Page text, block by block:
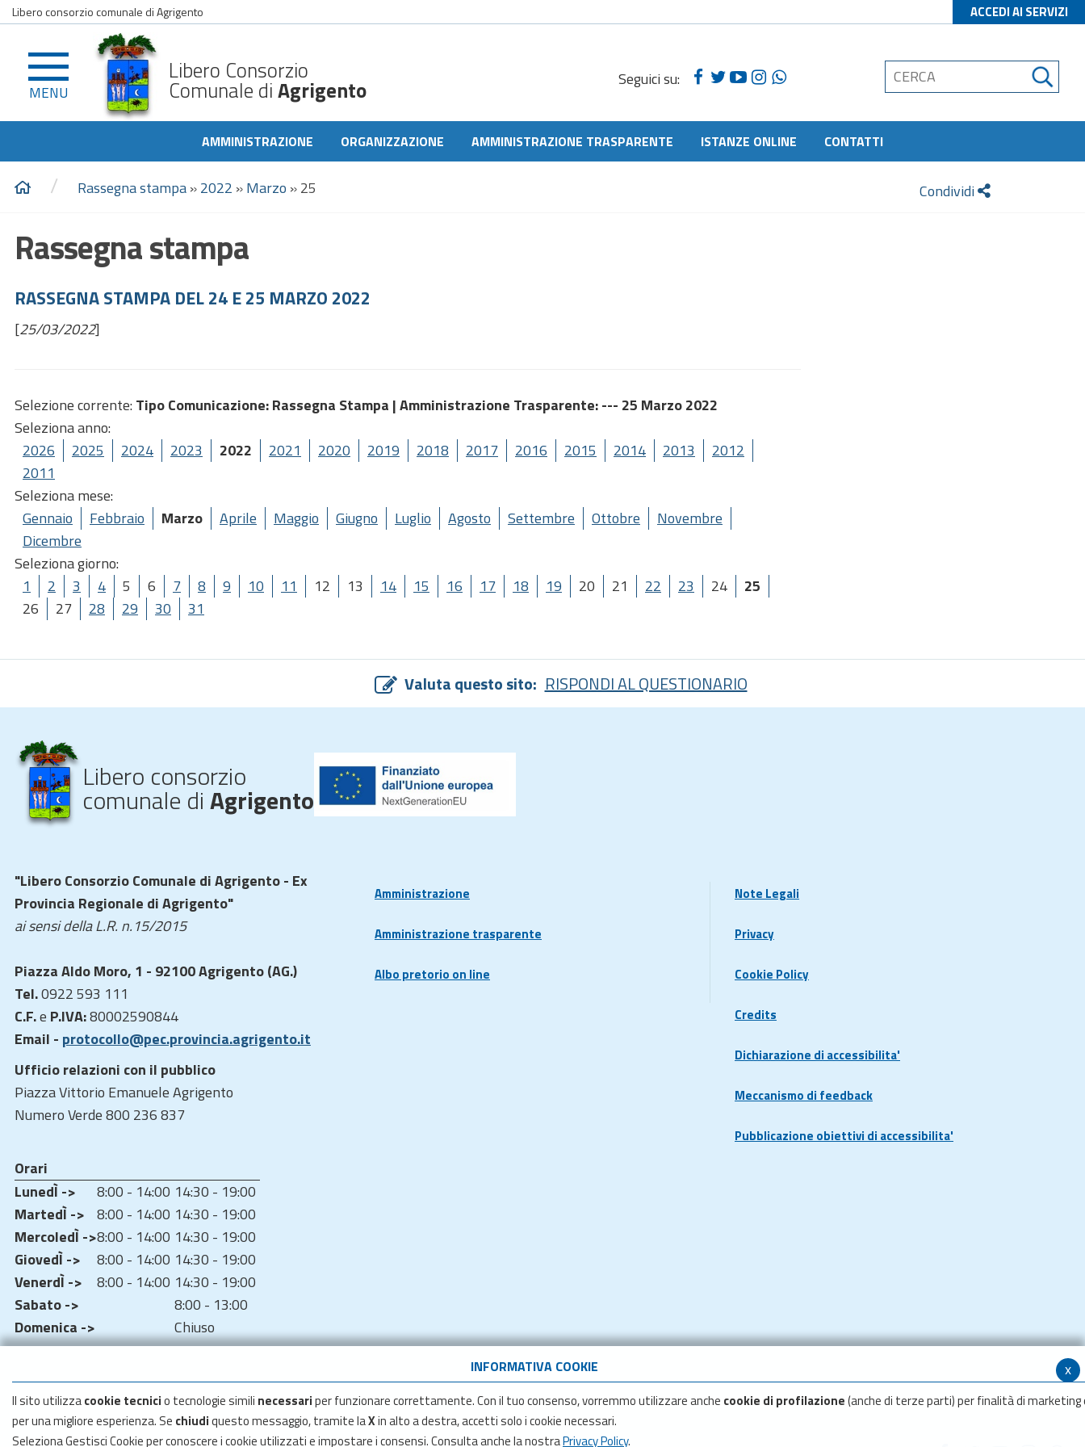
x
INFORMATIVA COOKIE
Il sito utilizzacookie tecnicio tecnologie simili necessariper funzionare correttamente. Con il tuo consenso, vorremmo utilizzare anche cookie di profilazione(anche di terze parti) per finalità di marketing
per una migliore esperienza. Se chiudiquesto messaggio, tramite laXin alto a destra, accetti solo i cookie necessari.
Seleziona Gestisci Cookie per conoscere i cookie utilizzati e impostare i consensi. Consulta anche la nostraPrivacy Policy.
Libero consorzio comunale di Agrigento ACCEDI AI SERVIZI
MENU
Libero Consorzio
Comunale diAgrigento Seguici su:
AMMINISTRAZIONE ORGANIZZAZIONE AMMINISTRAZIONE TRASPARENTE ISTANZE ONLINE CONTATTI
/ Rassegna stampa»2022 »Marzo »25 Condividi
Rassegna stampa
RASSEGNA STAMPA DEL 24 E 25 MARZO 2022
[25/03/2022]
Selezione corrente: Tipo Comunicazione: Rassegna Stampa |Amministrazione Trasparente: --- 25 Marzo 2022
Seleziona anno:
2026
2025 2024 2023 2022 2021 2020 2019 2018 2017 2016 2015 2014 2013
2012
2011
Seleziona mese:
Gennaio
Febbraio Marzo Aprile Maggio Giugno Luglio Agosto Settembre Ottobre
Novembre
Dicembre
Seleziona giorno:
1
2 3 4 5 6 7 8 9 10 11 12 13 14 15 16 17 18 19 20 21 22 23 24
25
26
27 28 29 30 31
Valuta questo sito: RISPONDI AL QUESTIONARIO
Libero consorzio
comunale diAgrigento
"Libero Consorzio Comunale di Agrigento - Ex
Provincia Regionale di Agrigento"
ai sensi della L.R. n.15/2015
Piazza Aldo Moro, 1 - 92100 Agrigento (AG.)
Tel.0922 593 111
C.F.e P.IVA:80002590844
Email - protocollo@pec.provincia.agrigento.it
Ufficio relazioni con il pubblico
Piazza Vittorio Emanuele Agrigento
Numero Verde 800 236 837
Orari
LunedÌ ->
8:00 - 14:00 14:30 - 19:00
MartedÌ -> 8:00 - 14:00 14:30 - 19:00
MercoledÌ ->8:00 - 14:00 14:30 - 19:00
GiovedÌ ->
8:00 - 14:00 14:30 - 19:00
VenerdÌ ->
8:00 - 14:00 14:30 - 19:00
Sabato ->
8:00 - 13:00
Domenica ->
Chiuso
Amministrazione
Amministrazione trasparente
Albo pretorio on line
Note Legali
Privacy
Cookie Policy
Credits
Dichiarazione di accessibilita'
Meccanismo di feedback
Pubblicazione obiettivi di accessibilita'